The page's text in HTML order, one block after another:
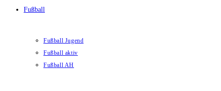
Fußball
Fußball Jugend
Fußball aktiv
Fußball AH